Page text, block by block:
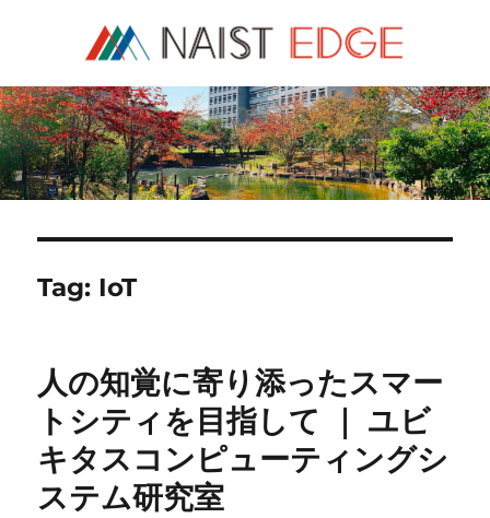
NAIST Edge
Tag: IoT
人の知覚に寄り添ったスマー
トシティを目指して ｜ ユビ
キタスコンピューティングシ
ステム研究室